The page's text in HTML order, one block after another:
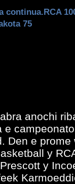
continua.RCA
75
anochi
e
Den e
y
y